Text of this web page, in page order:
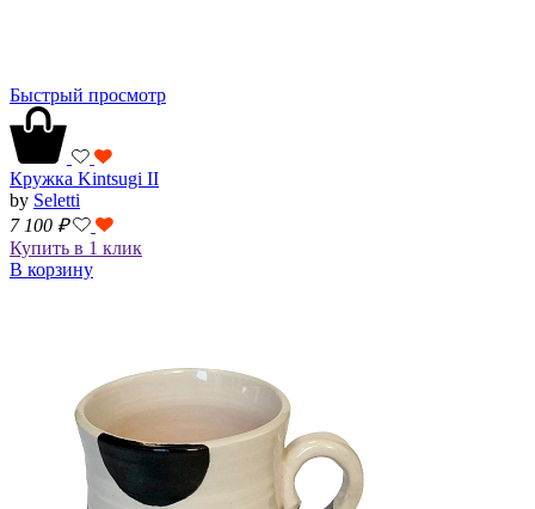
Быстрый просмотр
Кружка Kintsugi II
by Seletti
7 100 ₽
Купить в 1 клик
В корзину